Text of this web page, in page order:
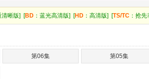
清晰版] [BD ：蓝光高清版] [HD ：高清版] [TS/TC ：抢
第06集 第05集